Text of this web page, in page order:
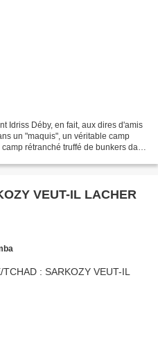
Idriss Déby, en fait, aux dires d'amis
un "maquis", un véritable camp
rétranché truffé de bunkers dans
VEUT-IL LACHER